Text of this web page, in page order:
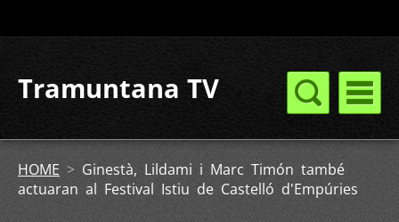
Tramuntana TV
HOME > Ginestà, Lildami i Marc Timón també
actuaran al Festival Istiu de Castelló d'Empúries